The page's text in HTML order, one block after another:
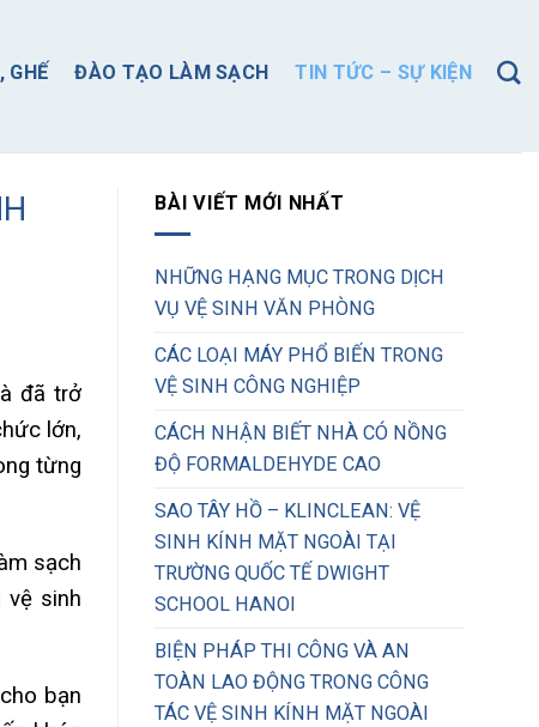
GHẾ ĐÀO TẠO LÀM SẠCH TIN TỨC – SỰ KIỆN
đã trở
lớn,
từng
sạch
vệ sinh
bạn
BÀI VIẾT MỚI NHẤT
NHỮNG HẠNG MỤC TRONG DỊCH
VỤ VỆ SINH VĂN PHÒNG
CÁC LOẠI MÁY PHỔ BIẾN TRONG
VỆ SINH CÔNG NGHIỆP
CÁCH NHẬN BIẾT NHÀ CÓ NỒNG
ĐỘ FORMALDEHYDE CAO
SAO TÂY HỒ – KLINCLEAN: VỆ
SINH KÍNH MẶT NGOÀI TẠI
TRƯỜNG QUỐC TẾ DWIGHT
SCHOOL HANOI
BIỆN PHÁP THI CÔNG VÀ AN
TOÀN LAO ĐỘNG TRONG CÔNG
TÁC VỆ SINH KÍNH MẶT NGOÀI